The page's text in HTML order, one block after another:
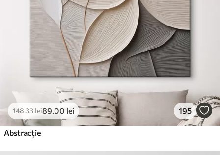
148.33lei89.00 lei 195
Abstracție